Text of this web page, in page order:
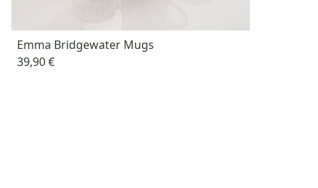
Emma Bridgewater Mugs
39,90 €